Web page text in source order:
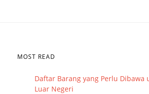
MOST READ
Daftar Barang yang Perlu Dibawa
Luar Negeri